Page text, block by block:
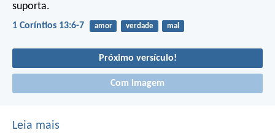
suporta.
1 Coríntios 13:6-7 amor verdade mal
Próximo versículo!
Com imagem
Leia mais